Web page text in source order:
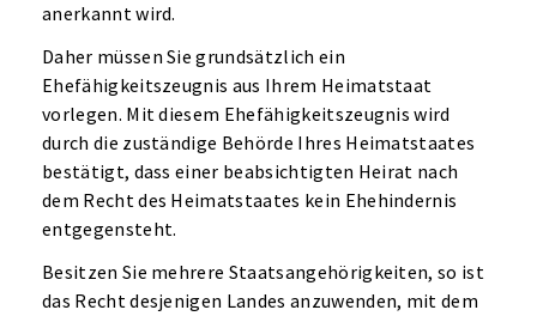
anerkannt wird.
Daher müssen Sie grundsätzlich ein
Ehefähigkeitszeugnis aus Ihrem Heimatstaat
vorlegen. Mit diesem Ehefähigkeitszeugnis wird
durch die zuständige Behörde Ihres Heimatstaates
bestätigt, dass einer beabsichtigten Heirat nach
dem Recht des Heimatstaates kein Ehehindernis
entgegensteht.
Besitzen Sie mehrere Staatsangehörigkeiten, so ist
das Recht desjenigen Landes anzuwenden, mit dem